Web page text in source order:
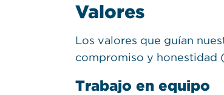
Valores
Los valores que guían
compromiso y honestidad
Trabajo en equipo